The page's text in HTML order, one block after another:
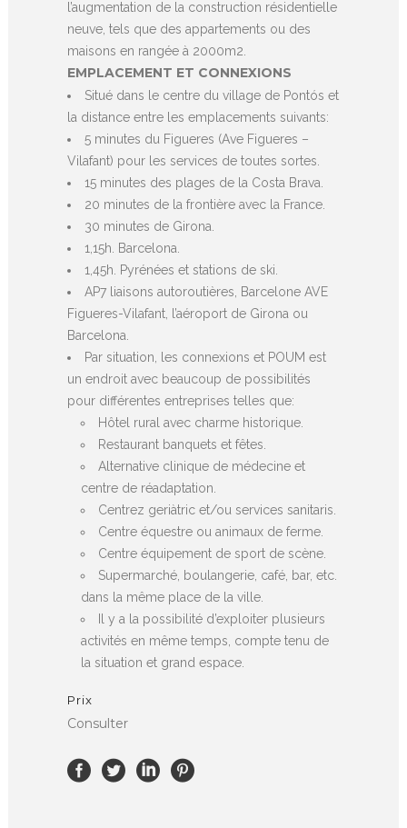
l’augmentation de la construction résidentielle
neuve, tels que des appartements ou des
maisons en rangée à 2000m2.
EMPLACEMENT ET CONNEXIONS
Situé dans le centre du village de Pontós et
la distance entre les emplacements suivants:
5 minutes du Figueres (Ave Figueres –
Vilafant) pour les services de toutes sortes.
15 minutes des plages de la Costa Brava.
20 minutes de la frontière avec la France.
30 minutes de Girona.
1,15h. Barcelona.
1,45h. Pyrénées et stations de ski.
AP7 liaisons autoroutières, Barcelone AVE
Figueres-Vilafant, l’aéroport de Girona ou
Barcelona.
Par situation, les connexions et POUM est
un endroit avec beaucoup de possibilités
pour différentes entreprises telles que:
Hôtel rural avec charme historique.
Restaurant banquets et fêtes.
Alternative clinique de médecine et
centre de réadaptation.
Centrez geriàtric et/ou services sanitaris.
Centre équestre ou animaux de ferme.
Centre équipement de sport de scène.
Supermarché, boulangerie, café, bar, etc.
dans la même place de la ville.
Il y a la possibilité d’exploiter plusieurs
activités en même temps, compte tenu de
la situation et grand espace.
Prix
Consulter